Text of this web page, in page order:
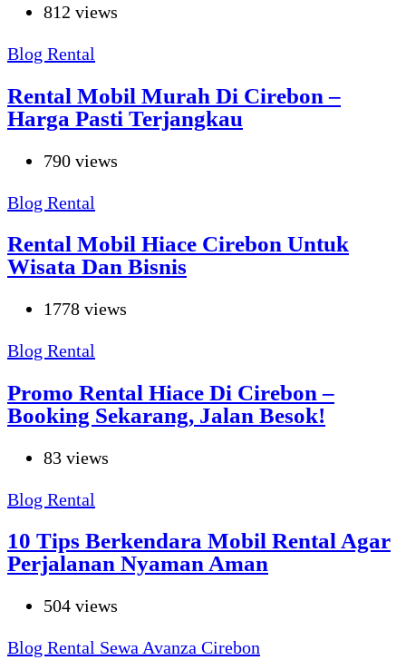
812 views
Blog Rental
Rental Mobil Murah Di Cirebon –
Harga Pasti Terjangkau
790 views
Blog Rental
Rental Mobil Hiace Cirebon Untuk
Wisata Dan Bisnis
1778 views
Blog Rental
Promo Rental Hiace Di Cirebon –
Booking Sekarang, Jalan Besok!
83 views
Blog Rental
10 Tips Berkendara Mobil Rental Agar
Perjalanan Nyaman Aman
504 views
Blog Rental Sewa Avanza Cirebon